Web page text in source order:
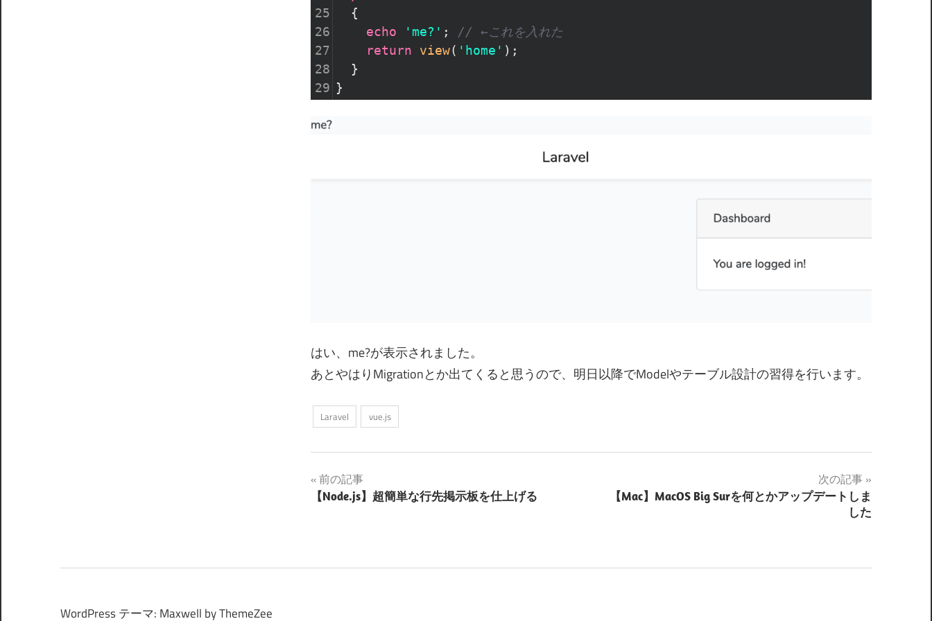
25
  {
26
echo 'me?' ; // ←これを入れた
27
return view( 'home' );
28
  }
29 }
はい、me?が表示されました。
あとやはりMigrationとか出てくると思うので、明日以降でModelやテーブル設計の習得を行います。
Laravel vue.js
投
稿
ビ
前の記事
【Node.js】超簡単な行先掲示板を仕上げる
次の記事
【Mac】MacOS Big Surを何とかアップデートしま
した
WordPress テーマ: Maxwell by ThemeZee